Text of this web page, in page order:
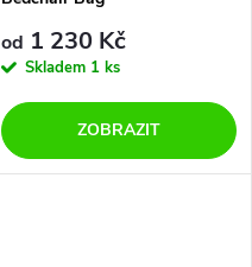
od 1 230 Kč
Skladem 1 ks
ZOBRAZIT